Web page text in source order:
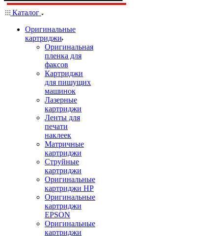
Каталог
Оригинальные
картриджи
Оригинальная
пленка для
факсов
Картриджи
для пишущих
машинок
Лазерные
картриджи
Ленты для
печати
наклеек
Матричные
картриджи
Струйные
картриджи
Оригинальные
картриджи HP
Оригинальные
картриджи
EPSON
Оригинальные
картриджи